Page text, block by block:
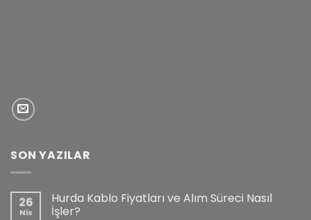
SON YAZILAR
26
Nis
Hurda Kablo Fiyatları ve Alım Süreci Nasıl
İşler?